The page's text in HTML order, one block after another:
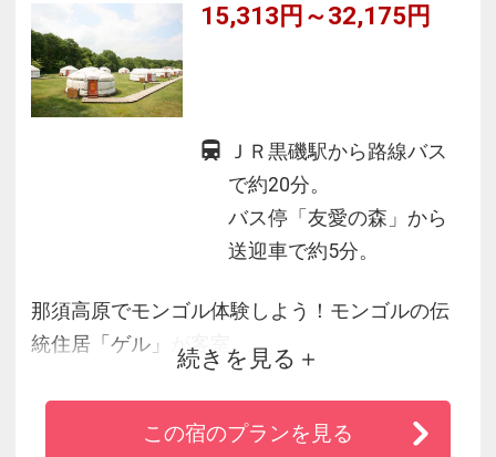
15,313円～32,175円
ＪＲ黒磯駅から路線バス
で約20分。
バス停「友愛の森」から
送迎車で約5分。
那須高原でモンゴル体験しよう！モンゴルの伝
統住居「ゲル」が客室。
伝統模様が施されたゲル内はモンゴルへ来たか
のような異空間ながら、ＴＶ・エアコンも完備
で快適です。
続きを見る
この宿のプランを見る